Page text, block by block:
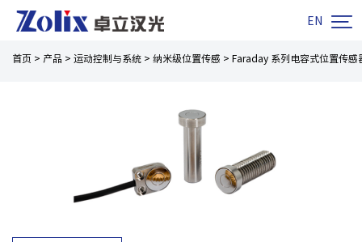
EN 
首页 > 产品 > 运动控制与系统 > 纳米级位置传感 > Faraday 系列电容式位置传感